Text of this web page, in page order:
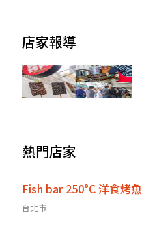
店家報導
熱門店家
Fish bar 250°C 洋食烤魚
台北市